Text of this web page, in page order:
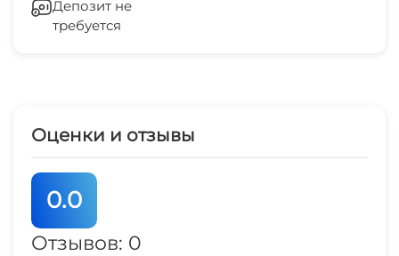
аквапарк
10 мин
Депозит не
требуется
Оценки и отзывы
0.0
Отзывов: 0